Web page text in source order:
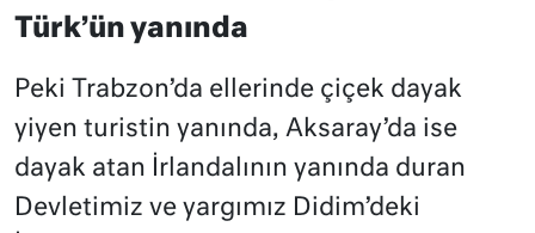
Türk’ün yanında
Peki Trabzon’da ellerinde çiçek dayak
yiyen turistin yanında, Aksaray’da ise
dayak atan İrlandalının yanında duran
Devletimiz ve yargımız Didim’deki